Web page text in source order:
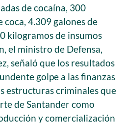
de cocaína, 300
coca, 4.309 galones de
kilogramos de insumos
el ministro de Defensa,
señaló que los resultados
golpe a las finanzas
estructuras criminales que
de Santander como
y comercialización